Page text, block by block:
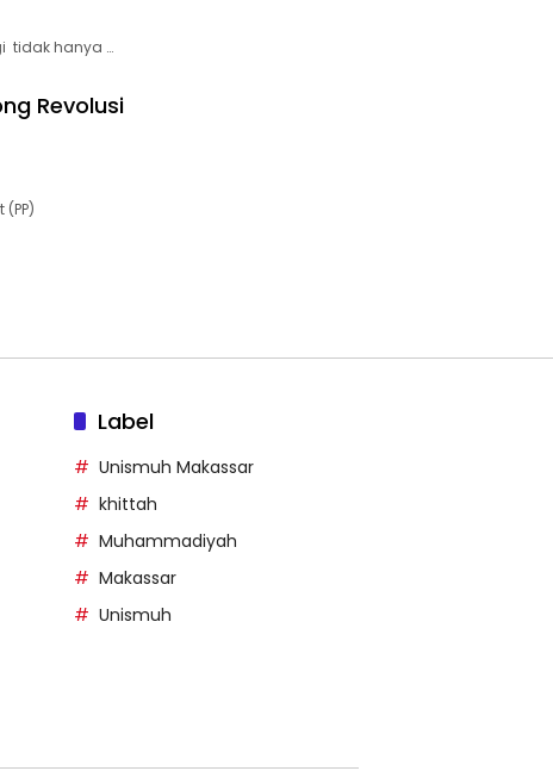
tidak hanya …
Revolusi
Label
Unismuh Makassar
khittah
Muhammadiyah
Makassar
Unismuh